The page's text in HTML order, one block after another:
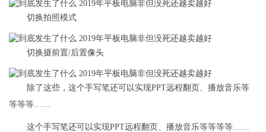
切换拍照模式
切换摄前置/后置像头
除了这些，这个手写笔还可以实现PPT远程翻页、播放音乐等
等等等……
这个手写笔还可以实现PPT远程翻页、播放音乐等等等等……